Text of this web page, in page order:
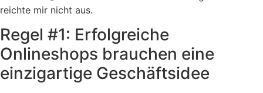
reichte mir nicht aus.
Regel #1: Erfolgreiche
Onlineshops brauchen eine
einzigartige Geschäftsidee